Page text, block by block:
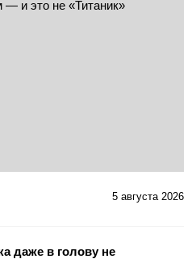
5 августа 2026
даже в голову не